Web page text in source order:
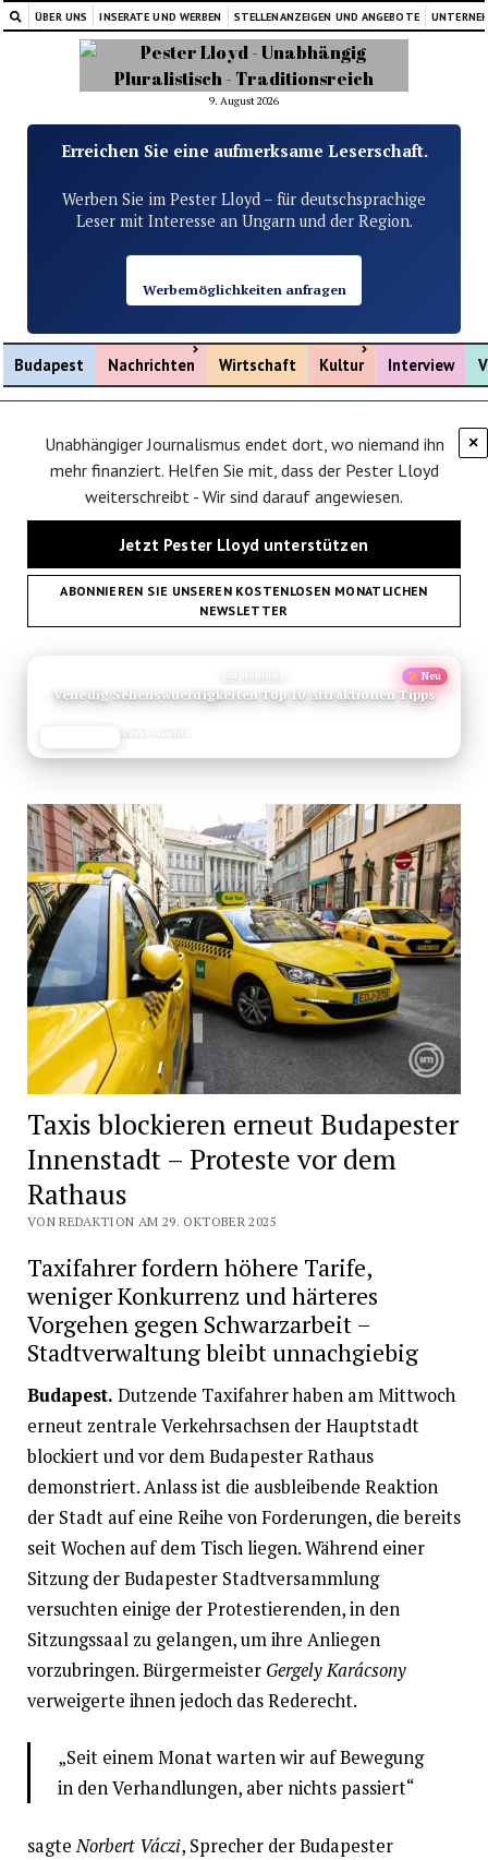
ÜBER UNS INSERATE UND WERBEN STELLENANZEIGEN UND ANGEBOTE
9. August 2026
Erreichen Sie eine aufmerksame Leserschaft.
Werben Sie im Pester Lloyd – für deutschsprachige
Leser mit Interesse an Ungarn und der Region.
Werbemöglichkeiten anfragen
Budapest Nachrichten
Menü öffnen
Wirtschaft Kultur
Menü öffnen
Interview
×
Unabhängiger Journalismus endet dort, wo niemand ihn
mehr finanziert. Helfen Sie mit, dass der Pester Lloyd
weiterschreibt - Wir sind darauf angewiesen.
Jetzt Pester Lloyd unterstützen
ABONNIEREN SIE UNSEREN KOSTENLOSEN MONATLICHEN
NEWSLETTER
Neu
Venedig Sehenswuerdigkeiten Top 10 Attraktionen Tipps
Reise-Guide
Taxis blockieren erneut Budapester
Innenstadt – Proteste vor dem
Rathaus
VON REDAKTION AM 29. OKTOBER 2025
Taxifahrer fordern höhere Tarife,
weniger Konkurrenz und härteres
Vorgehen gegen Schwarzarbeit –
Stadtverwaltung bleibt unnachgiebig
Budapest. Dutzende Taxifahrer haben am Mittwoch
erneut zentrale Verkehrsachsen der Hauptstadt
blockiert und vor dem Budapester Rathaus
demonstriert. Anlass ist die ausbleibende Reaktion
der Stadt auf eine Reihe von Forderungen, die bereits
seit Wochen auf dem Tisch liegen. Während einer
Sitzung der Budapester Stadtversammlung
versuchten einige der Protestierenden, in den
Sitzungssaal zu gelangen, um ihre Anliegen
vorzubringen. Bürgermeister Gergely Karácsony
verweigerte ihnen jedoch das Rederecht.
„Seit einem Monat warten wir auf Bewegung
in den Verhandlungen, aber nichts passiert“
sagteNorbert Váczi, Sprecher der Budapester